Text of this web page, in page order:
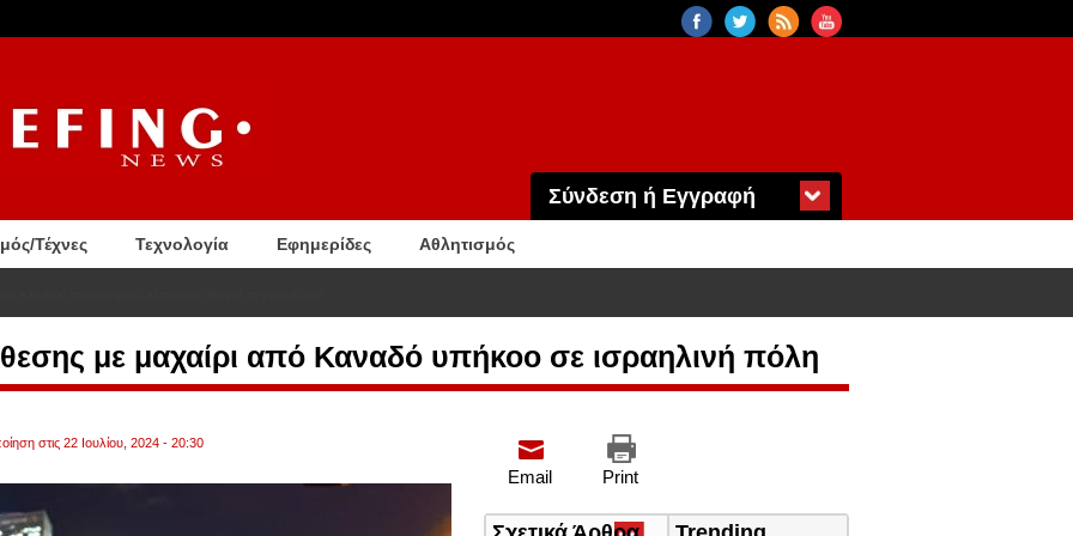
Σύνδεση ή Εγγραφή
Τέχνες Τεχνολογία Εφημερίδες Αθλητισμός
με μαχαίρι από Καναδό υπήκοο σε ισραηλινή πόλη
στις 22 Ιουλίου, 2024 - 20:30
Print
Email